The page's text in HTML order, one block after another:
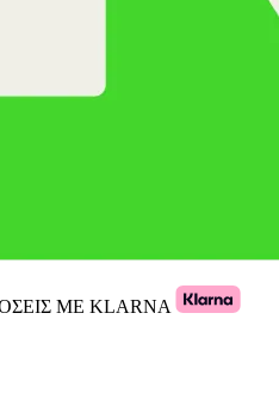
ΜΕ KLARNA